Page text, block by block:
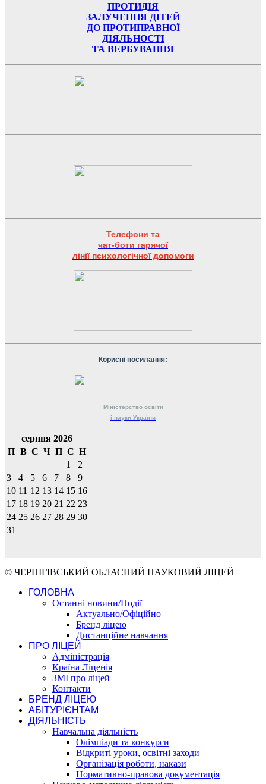
ПРОТИДІЯ
ЗАЛУЧЕННЯ ДІТЕЙ
ДО ПРОТИПРАВНОЇ
ДІЯЛЬНОСТІ
ТА ВЕРБУВАННЯ
Телефони та
чат-боти гарячої
лінії психологічної допомоги
Корисні посилання:
Міністерство освіти
і науки України
серпня 2026
П В С Ч П С Н
1
2
3
4 5 6 7 8
9
10 11 12 13 14 15 16
17 18 19 20 21 22 23
24 25 26 27 28 29 30
31
© ЧЕРНІГІВСЬКИЙ ОБЛАСНИЙ НАУКОВИЙ ЛІЦЕЙ
ГОЛОВНА
Останні новини/Події
Актуально/Офіційно
Бренд ліцею
Дистанційне навчання
ПРО ЛІЦЕЙ
Адміністрація
Країна Ліценія
ЗМІ про ліцей
Контакти
БРЕНД ЛІЦЕЮ
АБІТУРІЄНТАМ
ДІЯЛЬНІСТЬ
Навчальна діяльність
Олімпіади та конкурси
Відкриті уроки, освітні заходи
Організація роботи, накази
Нормативно-правова документація